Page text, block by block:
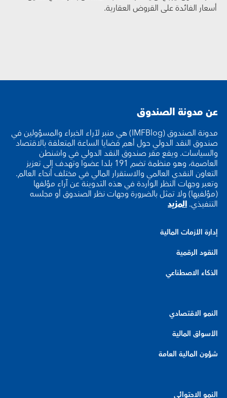
أسعار الفائدة على القروض العقارية.
عن مدونة الصندوق
مدونة الصندوق (IMFBlog) هي منبر لآراء الخبراء والمسؤولين في
صندوق النقد الدولي حول أهم قضايا الساعة المتعلقة بالاقتصاد
والسياسات. ويقع مقر صندوق النقد الدولي في واشنطن
العاصمة، وهو منظمة تضم 191 بلدا عضوا وتهدف إلى تعزيز
التعاون النقدي العالمي والاستقرار المالي في مختلف أنحاء العالم.
وتعبر وجهات النظر الواردة في هذه التدوينة عن آراء مؤلفها
(مؤلفيها) ولا تمثل بالضرورة وجهات نظر الصندوق أو مجلسه
التنفيذي.المزيد
إدارة الأزمات المالية
النقود الرقمية
الذكاء الاصطناعي
النمو الاقتصادي
الأسواق المالية
شؤون المالية العامة
النمو الاحتوائي